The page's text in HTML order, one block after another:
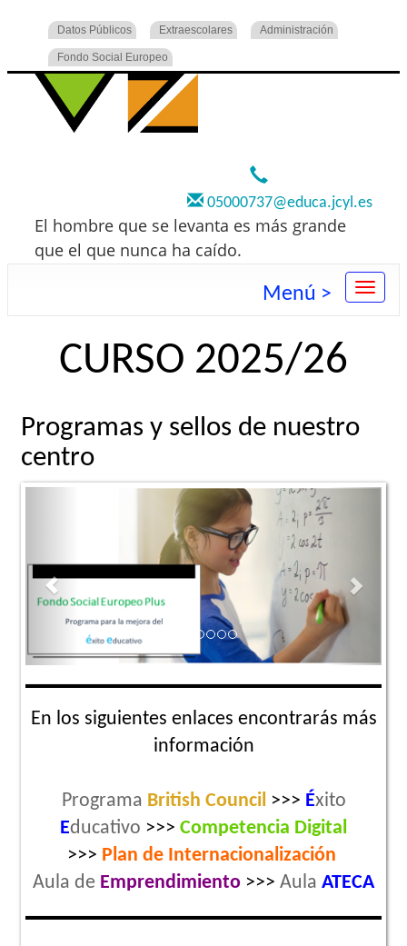
Datos Públicos Extraescolares Administración
Fondo Social Europeo
05000737@educa.jcyl.es
El hombre que se levanta es más grande
que el que nunca ha caído.
Menú >
CURSO 2025/26
Programas y sellos de nuestro
centro
En los siguientes enlaces encontrarás más
información
Programa British Council >>> Éxito
Educativo >>> Competencia Digital
>>> Plan de Internacionalización
Aula de Emprendimiento >>> Aula ATECA